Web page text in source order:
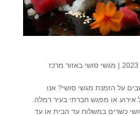
| מגשי סושי באזור מרכז
על הזמנת מגשי סושי? אנו
אירוע או מפגש חברתי בעיר רמלה.
מגשי סושי כשרים במשלוח עד הבית או עד